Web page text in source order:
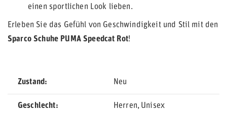
einen sportlichen Look lieben.
Erleben Sie das Gefühl von Geschwindigkeit und Stil mit den
Sparco Schuhe PUMA Speedcat Rot!
Zustand Neu
Geschlecht Herren Unisex